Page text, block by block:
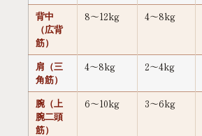
背中
（広背
筋）
8〜12kg 4〜8kg
肩（三
角筋）
4〜8kg 2〜4kg
腕（上
腕二頭
筋）
6〜10kg 3〜6kg